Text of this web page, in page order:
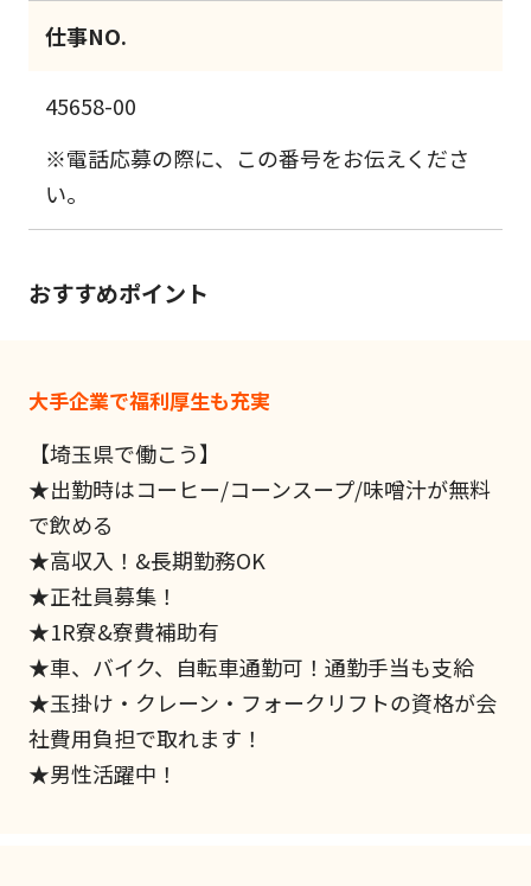
仕事NO.
45658-00
※電話応募の際に、この番号をお伝えくださ
い。
おすすめポイント
大手企業で福利厚生も充実
【埼玉県で働こう】
★出勤時はコーヒー/コーンスープ/味噌汁が無料
で飲める
★高収入！&長期勤務OK
★正社員募集！
★1R寮&寮費補助有
★車、バイク、自転車通勤可！通勤手当も支給
★玉掛け・クレーン・フォークリフトの資格が会
社費用負担で取れます！
★男性活躍中！